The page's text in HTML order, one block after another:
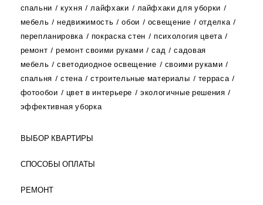
спальни
кухня лайфхаки
лайфхаки для уборки
мебель
недвижимость обои освещение
отделка
перепланировка
покраска стен
психология цвета
ремонт
ремонт своими руками сад
садовая
мебель
светодиодное освещение
своими руками
спальня
стена строительные материалы
терраса
фотообои
цвет в интерьере
экологичные решения
эффективная уборка
ВЫБОР КВАРТИРЫ
СПОСОБЫ ОПЛАТЫ
РЕМОНТ